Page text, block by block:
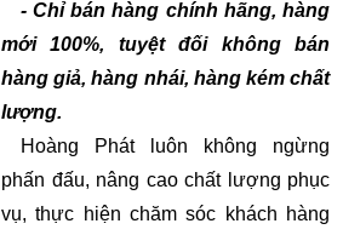
- Chỉ bán hàng chính hãng, hàng
mới 100%, tuyệt đối không bán
hàng giả, hàng nhái, hàng kém chất
lượng.
Hoàng Phát luôn không ngừng
phấn đấu, nâng cao chất lượng phục
vụ, thực hiện chăm sóc khách hàng